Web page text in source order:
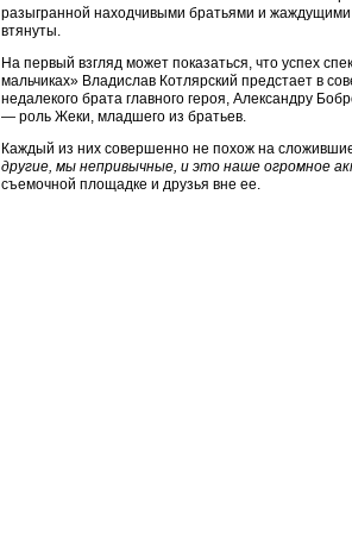
разыгранной находчивыми братьями и жаждущими
втянуты.
На первый взгляд может показаться, что успех
мальчиках» Владислав Котлярский предстает в
недалекого брата главного героя, Александру
— роль Жеки, младшего из братьев.
Каждый из них совершенно не похож на
другие, мы непривычные, и это наше огромное
съемочной площадке и друзья вне ее.